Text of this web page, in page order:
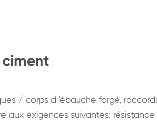
/ corps d 'ébauche forgé,
aux exigences suivantes: